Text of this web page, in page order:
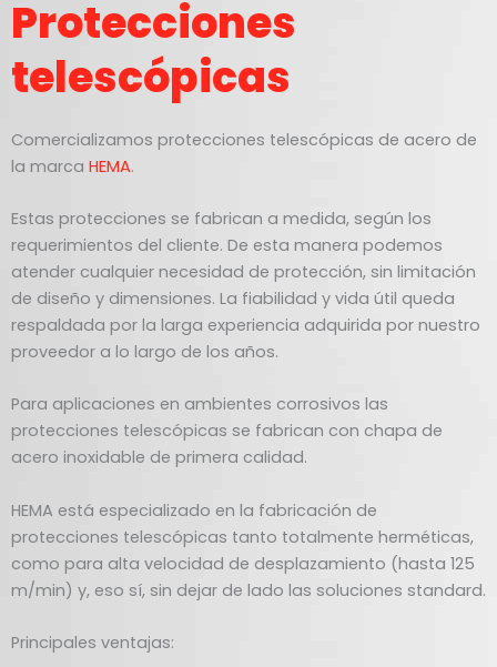
Protecciones
telescópicas
Comercializamos protecciones telescópicas de acero de
la marca HEMA.
Estas protecciones se fabrican a medida, según los
requerimientos del cliente. De esta manera podemos
atender cualquier necesidad de protección, sin limitación
de diseño y dimensiones. La fiabilidad y vida útil queda
respaldada por la larga experiencia adquirida por nuestro
proveedor a lo largo de los años.
Para aplicaciones en ambientes corrosivos las
protecciones telescópicas se fabrican con chapa de
acero inoxidable de primera calidad.
HEMA está especializado en la fabricación de
protecciones telescópicas tanto totalmente herméticas,
como para alta velocidad de desplazamiento (hasta 125
m/min) y, eso sí, sin dejar de lado las soluciones standard.
Principales ventajas: